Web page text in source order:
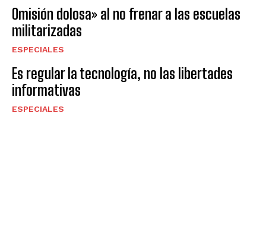
Omisión dolosa» al no frenar a las escuelas
militarizadas
ESPECIALES
Es regular la tecnología, no las libertades
informativas
ESPECIALES